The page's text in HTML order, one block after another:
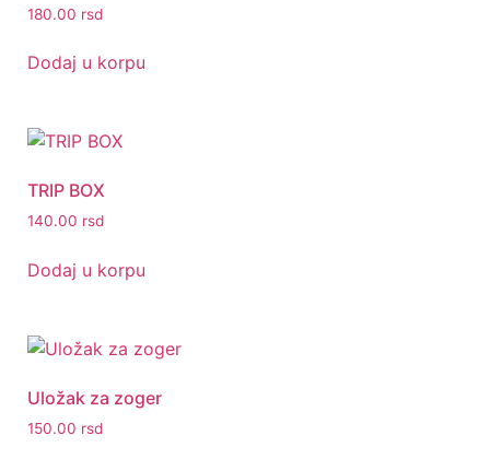
180.00 rsd
Dodaj u korpu
TRIP BOX
140.00 rsd
Dodaj u korpu
Uložak za zoger
150.00 rsd